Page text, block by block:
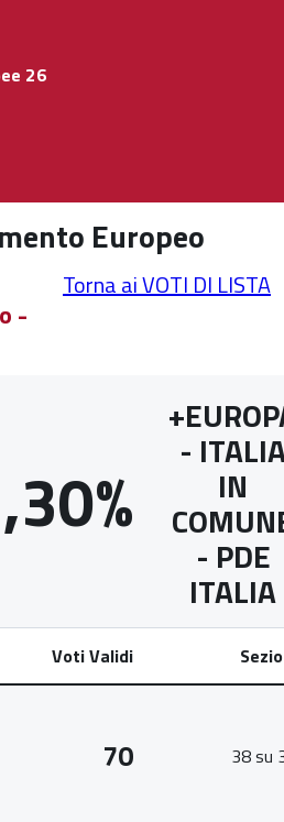
26
Europeo
-
Torna ai VOTI DI LISTA
-
IN
- PDE
ITALIA
Voti Validi
70 38 su